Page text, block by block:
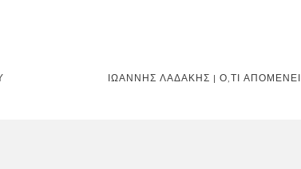
ΙΩΆΝΝΗΣ ΛΑΔΆΚΗΣ | Ό,ΤΙ ΑΠΟΜΈΝΕΙ